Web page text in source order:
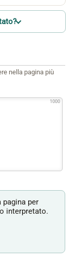
nella pagina più
1000
per
interpretato.